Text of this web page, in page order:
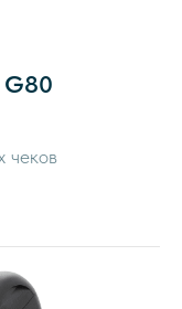
G80
чеков